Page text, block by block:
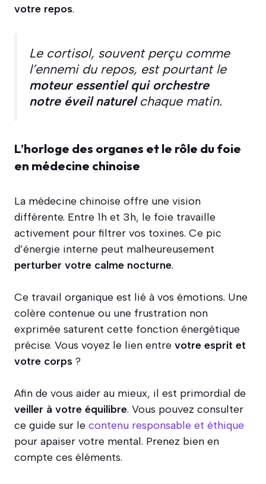
votre repos.
Le cortisol, souvent perçu comme
l’ennemi du repos, est pourtant le
moteur essentiel qui orchestre
notre éveil naturelchaque matin.
L’horloge des organes et le rôle du foie
en médecine chinoise
La médecine chinoise offre une vision
différente. Entre 1h et 3h, le foie travaille
activement pour filtrer vos toxines. Ce pic
d’énergie interne peut malheureusement
perturber votre calme nocturne.
Ce travail organique est lié à vos émotions. Une
colère contenue ou une frustration non
exprimée saturent cette fonction énergétique
précise. Vous voyez le lien entre votre esprit et
votre corps ?
Afin de vous aider au mieux, il est primordial de
veiller à votre équilibre. Vous pouvez consulter
ce guide sur le contenu responsable et éthique
pour apaiser votre mental. Prenez bien en
compte ces éléments.